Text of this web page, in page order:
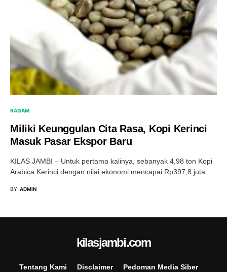
RAGAM
Miliki Keunggulan Cita Rasa, Kopi Kerinci
Masuk Pasar Ekspor Baru
KILAS JAMBI – Untuk pertama kalinya, sebanyak 4,98 ton Kopi
Arabica Kerinci dengan nilai ekonomi mencapai Rp397,8 juta…
BY ADMIN
kilasjambi.com
Tentang Kami Disclaimer Pedoman Media Siber